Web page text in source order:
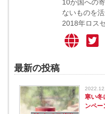
10か国への
ないものを
2018年ロス
最新の投稿
寒い冬
ンペー